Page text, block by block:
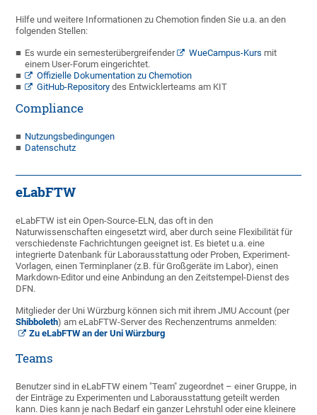
Hilfe und weitere Informationen zu Chemotion finden Sie u.a. an den
folgenden Stellen:
Es wurde ein semesterübergreifender WueCampus-Kurs mit
einem User-Forum eingerichtet.
Offizielle Dokumentation zu Chemotion
GitHub-Repository des Entwicklerteams am KIT
Compliance
Nutzungsbedingungen
Datenschutz
eLabFTW
eLabFTW ist ein Open-Source-ELN, das oft in den
Naturwissenschaften eingesetzt wird, aber durch seine Flexibilität für
verschiedenste Fachrichtungen geeignet ist. Es bietet u.a. eine
integrierte Datenbank für Laborausstattung oder Proben, Experiment-
Vorlagen, einen Terminplaner (z.B. für Großgeräte im Labor), einen
Markdown-Editor und eine Anbindung an den Zeitstempel-Dienst des
DFN.
Mitglieder der Uni Würzburg können sich mit ihrem JMU Account (per
Shibboleth) am eLabFTW-Server des Rechenzentrums anmelden:
Zu eLabFTW an der Uni Würzburg
Teams
Benutzer sind in eLabFTW einem "Team" zugeordnet – einer Gruppe, in
der Einträge zu Experimenten und Laborausstattung geteilt werden
kann. Dies kann je nach Bedarf ein ganzer Lehrstuhl oder eine kleinere